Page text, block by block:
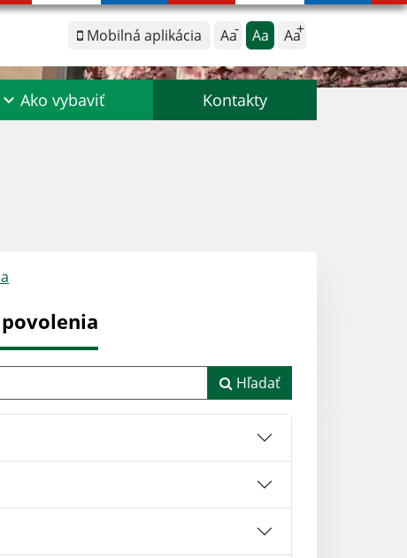
Mobilná aplikácia Aa Aa Aa
Ako vybaviť Kontakty
Hľadať